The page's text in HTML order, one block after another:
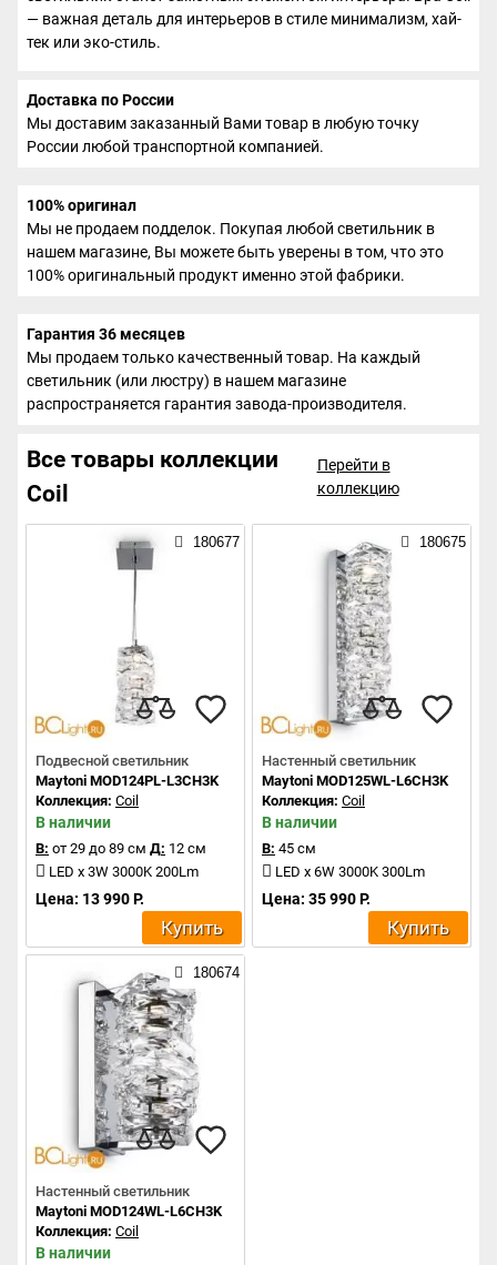
— важная деталь для интерьеров в стиле минимализм, хай-
тек или эко-стиль.
Доставка по России
Мы доставим заказанный Вами товар в любую точку
России любой транспортной компанией.
100% оригинал
Мы не продаем подделок. Покупая любой светильник в
нашем магазине, Вы можете быть уверены в том, что это
100% оригинальный продукт именно этой фабрики.
Гарантия 36 месяцев
Мы продаем только качественный товар. На каждый
светильник (или люстру) в нашем магазине
распространяется гарантия завода-производителя.
Все товары коллекции
Coil
Перейти в
коллекцию
180677
Подвесной светильник
Maytoni MOD124PL-L3CH3K
Коллекция: Coil
В наличии
В: от 29 до 89 см Д: 12 см
LED x 3W 3000K 200Lm
Цена: 13 990 Р.
Купить
180675
Настенный светильник
Maytoni MOD125WL-L6CH3K
Коллекция: Coil
В наличии
В: 45 см
LED x 6W 3000K 300Lm
Цена: 35 990 Р.
Купить
180674
Настенный светильник
Maytoni MOD124WL-L6CH3K
Коллекция: Coil
В наличии